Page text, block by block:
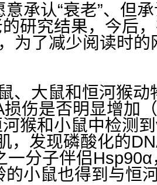
承认“衰老”、但
研究结果，今后
为了减少阅读时
大鼠和恒河猴动
损伤是否明显增加
猴和小鼠中检测
，发现磷酸化的
一分子伴侣Hsp90α
的小鼠也得到与恒